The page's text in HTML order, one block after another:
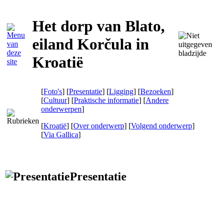
Het dorp van Blato,
eiland Korčula in
Kroatië
[Foto's] [Presentatie] [Ligging] [Bezoeken]
[Cultuur] [Praktische informatie] [Andere
onderwerpen]
[Kroatië] [Over onderwerp] [Volgend onderwerp]
[Via Gallica]
Presentatie